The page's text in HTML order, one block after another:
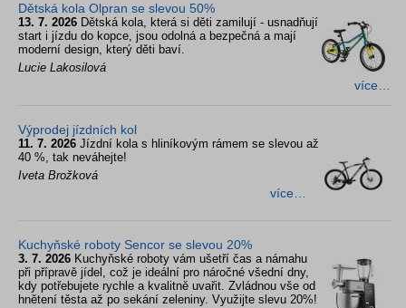
Dětská kola Olpran se slevou 50%
13. 7. 2026 Dětská kola, která si děti zamilují - usnadňují
start i jízdu do kopce, jsou odolná a bezpečná a mají
moderní design, který děti baví.
Lucie Lakosilová
více…
Výprodej jízdních kol
11. 7. 2026 Jízdní kola s hliníkovým rámem se slevou až
40 %, tak neváhejte!
Iveta Brožková
více…
Kuchyňské roboty Sencor se slevou 20%
3. 7. 2026 Kuchyňské roboty vám ušetří čas a námahu
při přípravě jídel, což je ideální pro náročné všední dny,
kdy potřebujete rychle a kvalitně uvařit. Zvládnou vše od
hnětení těsta až po sekání zeleniny. Využijte slevu 20%!